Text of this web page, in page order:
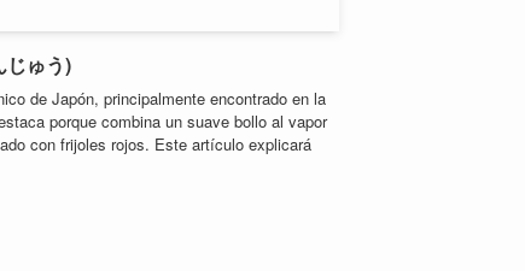
じゅう)
de Japón, principalmente encontrado en la
porque combina un suave bollo al vapor
con frijoles rojos. Este artículo explicará